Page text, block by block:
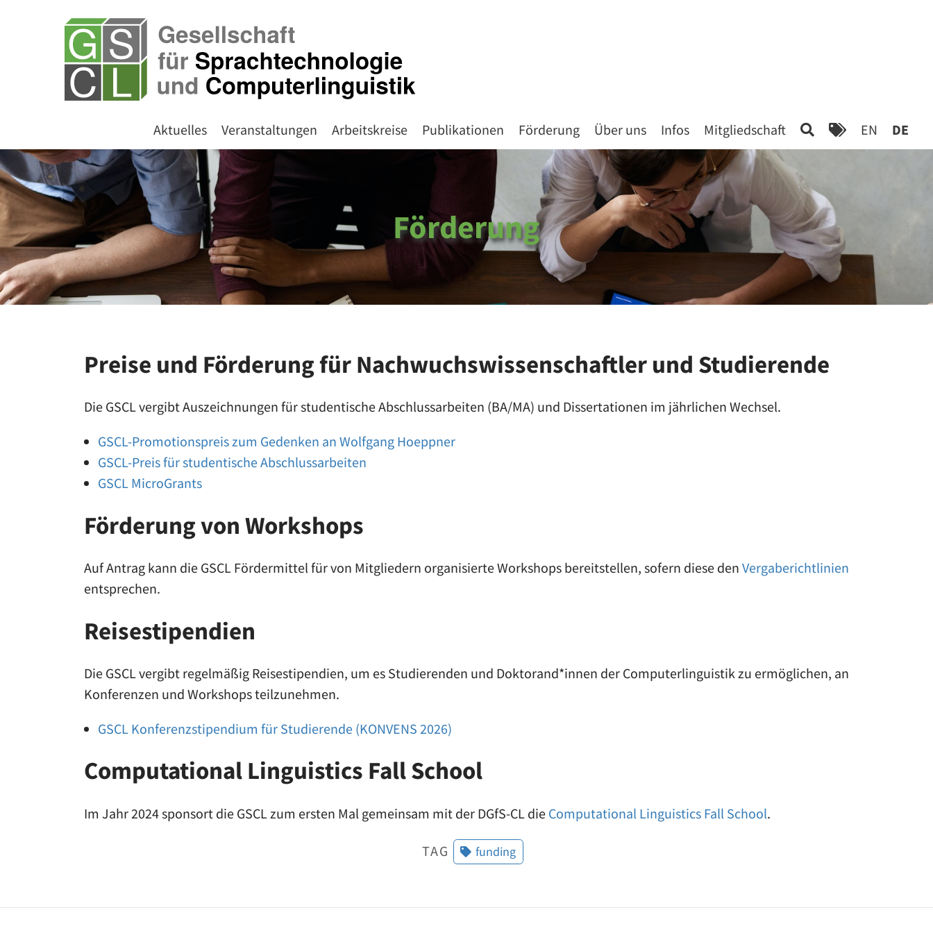
Aktuelles Veranstaltungen Arbeitskreise Publikationen Förderung Über uns Infos Mitgliedschaft EN DE
Förderung
Preise und Förderung für Nachwuchswissenschaftler und Studierende
Die GSCL vergibt Auszeichnungen für studentische Abschlussarbeiten (BA/MA) und Dissertationen im jährlichen Wechsel.
GSCL-Promotionspreis zum Gedenken an Wolfgang Hoeppner
GSCL-Preis für studentische Abschlussarbeiten
GSCL MicroGrants
Förderung von Workshops
Auf Antrag kann die GSCL Fördermittel für von Mitgliedern organisierte Workshops bereitstellen, sofern diese den Vergaberichtlinien
entsprechen.
Reisestipendien
Die GSCL vergibt regelmäßig Reisestipendien, um es Studierenden und Doktorand*innen der Computerlinguistik zu ermöglichen, an
Konferenzen und Workshops teilzunehmen.
GSCL Konferenzstipendium für Studierende (KONVENS 2026)
Computational Linguistics Fall School
Im Jahr 2024 sponsort die GSCL zum ersten Mal gemeinsam mit der DGfS-CL die Computational Linguistics Fall School.
TAG funding